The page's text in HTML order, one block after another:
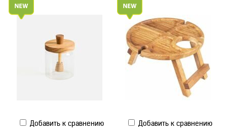
Добавить к сравнению Добавить к сравнению